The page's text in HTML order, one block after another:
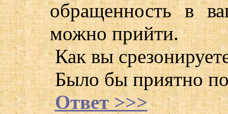
обращенность в
можно прийти.
Как вы
Было бы приятно
Ответ >>>